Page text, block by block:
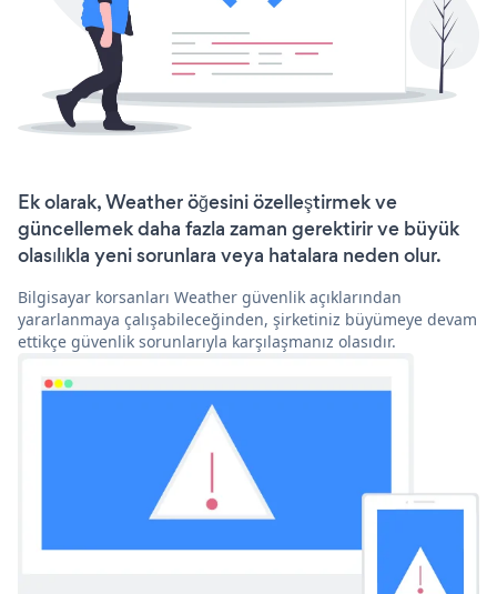
Ek olarak, Weather öğesini özelleştirmek ve
güncellemek daha fazla zaman gerektirir ve büyük
olasılıkla yeni sorunlara veya hatalara neden olur.
Bilgisayar korsanları Weather güvenlik açıklarından
yararlanmaya çalışabileceğinden, şirketiniz büyümeye devam
ettikçe güvenlik sorunlarıyla karşılaşmanız olasıdır.